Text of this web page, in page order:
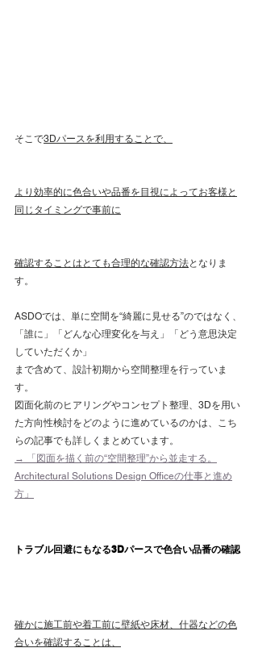
そこで3Dパースを利用することで、
より効率的に色合いや品番を目視によってお客様と
同じタイミングで事前に
確認することはとても合理的な確認方法となりま
す。
ASDOでは、単に空間を“綺麗に見せる”のではなく、
「誰に」「どんな心理変化を与え」「どう意思決定
していただくか」
まで含めて、設計初期から空間整理を行っていま
す。
図面化前のヒアリングやコンセプト整理、3Dを用い
た方向性検討をどのように進めているのかは、こち
らの記事でも詳しくまとめています。
→ 「図面を描く前の“空間整理”から並走する。
Architectural Solutions Design Officeの仕事と進め
方」
トラブル回避にもなる3Dパースで色合い品番の確認
確かに施工前や着工前に壁紙や床材、什器などの色
合いを確認することは、